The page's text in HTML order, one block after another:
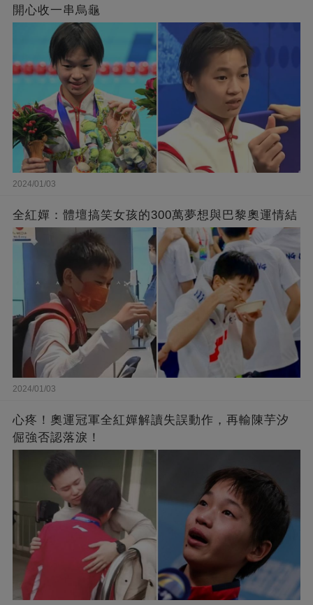
開心收一串烏龜
2024/01/03
全紅嬋：體壇搞笑女孩的300萬夢想與巴黎奧運情結
2024/01/03
心疼！奧運冠軍全紅嬋解讀失誤動作，再輸陳芋汐
倔強否認落淚！